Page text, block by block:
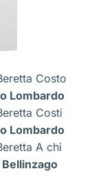
Costo
Lombardo
Costi
Lombardo
A chi